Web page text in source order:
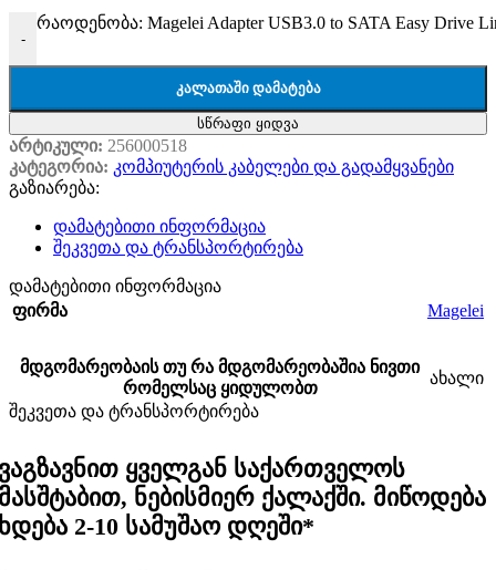
-
რაოდენობა: Magelei Adapter USB3.0 to SATA Easy Drive
ᲙᲐᲚᲐᲗᲐᲨᲘ ᲓᲐᲛᲐᲢᲔᲑᲐ
სწრაფი ყიდვა
არტიკული: 256000518
კატეგორია: კომპიუტერის კაბელები და გადამყვანები
გაზიარება:
დამატებითი ინფორმაცია
შეკვეთა და ტრანსპორტირება
დამატებითი ინფორმაცია
ფირმა
Magelei
მდგომარეობაის თუ რა მდგომარეობაშია ნივთი
რომელსაც ყიდულობთ
ახალი
შეკვეთა და ტრანსპორტირება
ყველგან საქართველოს
ნებისმიერ ქალაქში. მიწოდება
2-10 სამუშაო დღეში*